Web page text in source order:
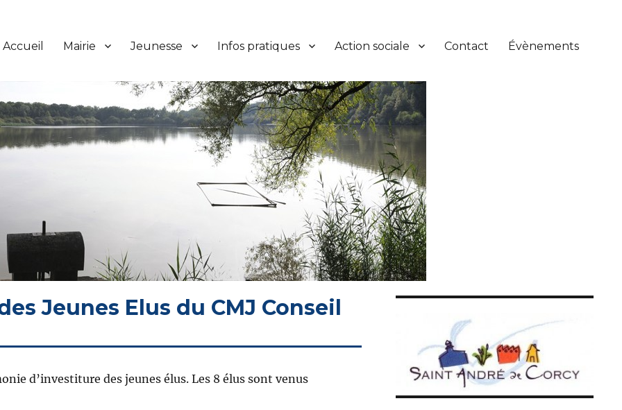
Accueil Mairie Jeunesse Infos pratiques Action sociale Contact Évènements
Jeunes Elus du CMJ Conseil
d’investiture des jeunes élus. Les 8 élus sont venus